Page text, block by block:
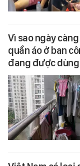
Vì sao ngày
quần áo ở ban
đang được dùng